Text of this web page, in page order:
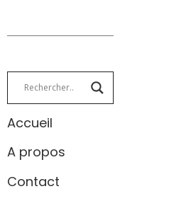
Accueil
A propos
Contact